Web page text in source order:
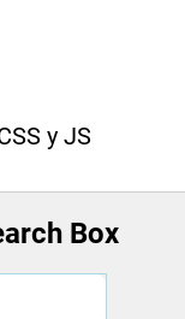
y JS
Box